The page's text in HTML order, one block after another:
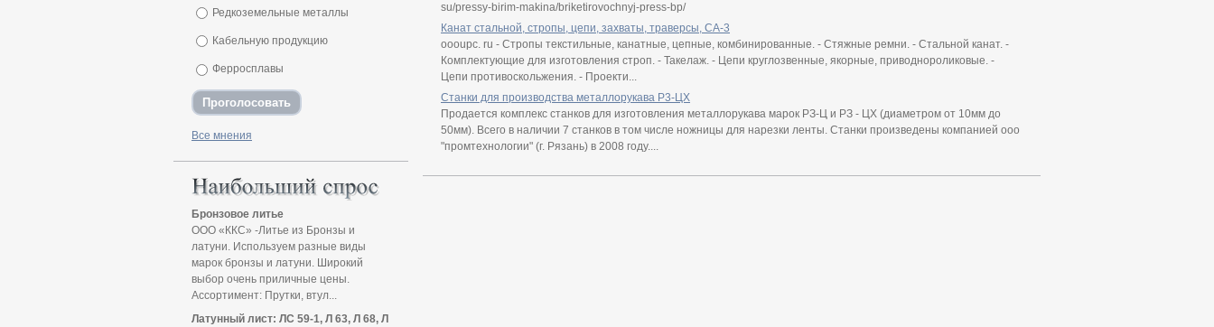
su/pressy-birim-makina/briketirovochnyj-press-bp/
Канат стальной, стропы, цепи, захваты, траверсы, СА-3
oooupc. ru - Стропы текстильные, канатные, цепные, комбинированные. - Стяжные ремни. - Стальной канат. -
Комплектующие для изготовления строп. - Такелаж. - Цепи круглозвенные, якорные, приводнороликовые. -
Цепи противоскольжения. - Проекти...
Станки для производства металлорукава Р3-ЦХ
Продается комплекс станков для изготовления металлорукава марок РЗ-Ц и РЗ - ЦХ (диаметром от 10мм до
50мм). Всего в наличии 7 станков в том числе ножницы для нарезки ленты. Станки произведены компанией ооо
"промтехнологии" (г. Рязань) в 2008 году....
Редкоземельные металлы
Кабельную продукцию
Ферросплавы
Все мнения
Бронзовое литье
ООО «ККС» -Литье из Бронзы и
латуни. Используем разные виды
марок бронзы и латуни. Широкий
выбор очень приличные цены.
Ассортимент: Прутки, втул...
Латунный лист: ЛС 59-1, Л 63, Л 68, Л